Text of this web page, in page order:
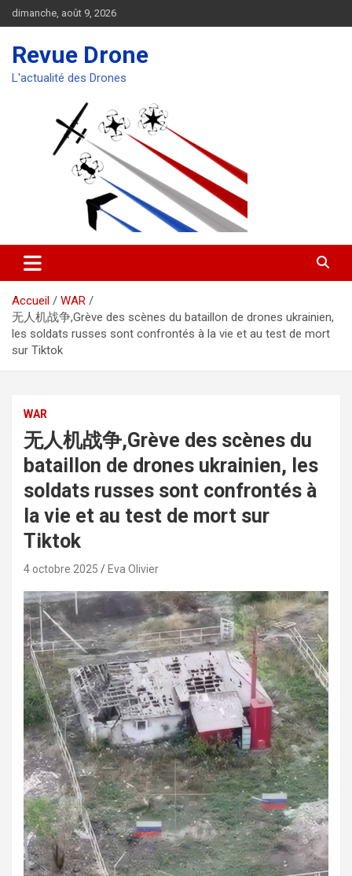
Aller
au
dimanche, août 9, 2026
Revue Drone
L'actualité des Drones
Accueil
WAR
无人机战争,Grève des scènes du bataillon de drones ukrainien,
les soldats russes sont confrontés à la vie et au test de mort
sur Tiktok
WAR
无人机战争,Grève des scènes du
bataillon de drones ukrainien, les
soldats russes sont confrontés à
la vie et au test de mort sur
Tiktok
4 octobre 2025 Eva Olivier